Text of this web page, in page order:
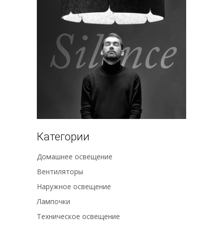
Категории
Домашнее освещение
Вентиляторы
Наружное освещение
Лампочки
Техническое освещение